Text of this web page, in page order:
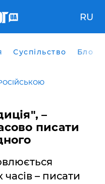
RU
Суспільство Блоги
–
писати
часів – писати